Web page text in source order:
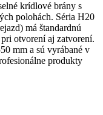
krídlové brány s
polohách. Séria H20
má štandardnú
otvorení aj zatvorení.
mm a sú vyrábané v
produkty